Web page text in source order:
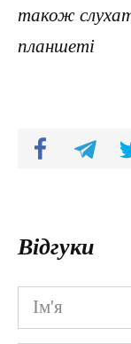
також
планшеті
Відгуки
Ім'я
*